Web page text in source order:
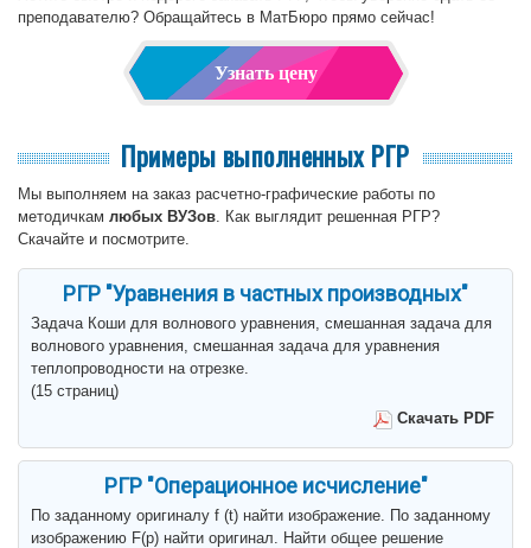
преподавателю? Обращайтесь в МатБюро прямо сейчас!
Узнать цену
Примеры выполненных РГР
Мы выполняем на заказ расчетно-графические работы по
методичкам любых ВУЗов . Как выглядит решенная РГР?
Скачайте и посмотрите.
РГР "Уравнения в частных производных"
Задача Коши для волнового уравнения, смешанная задача для
волнового уравнения, смешанная задача для уравнения
теплопроводности на отрезке.
(15 страниц)
Скачать PDF
РГР "Операционное исчисление"
По заданному оригиналу f (t) найти изображение. По заданному
изображению F(p) найти оригинал. Найти общее решение